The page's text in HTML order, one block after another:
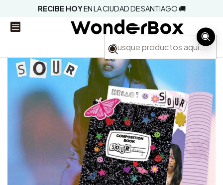
RECIBE HOYEN LA CIUDAD DE SANTIAGO 🚚